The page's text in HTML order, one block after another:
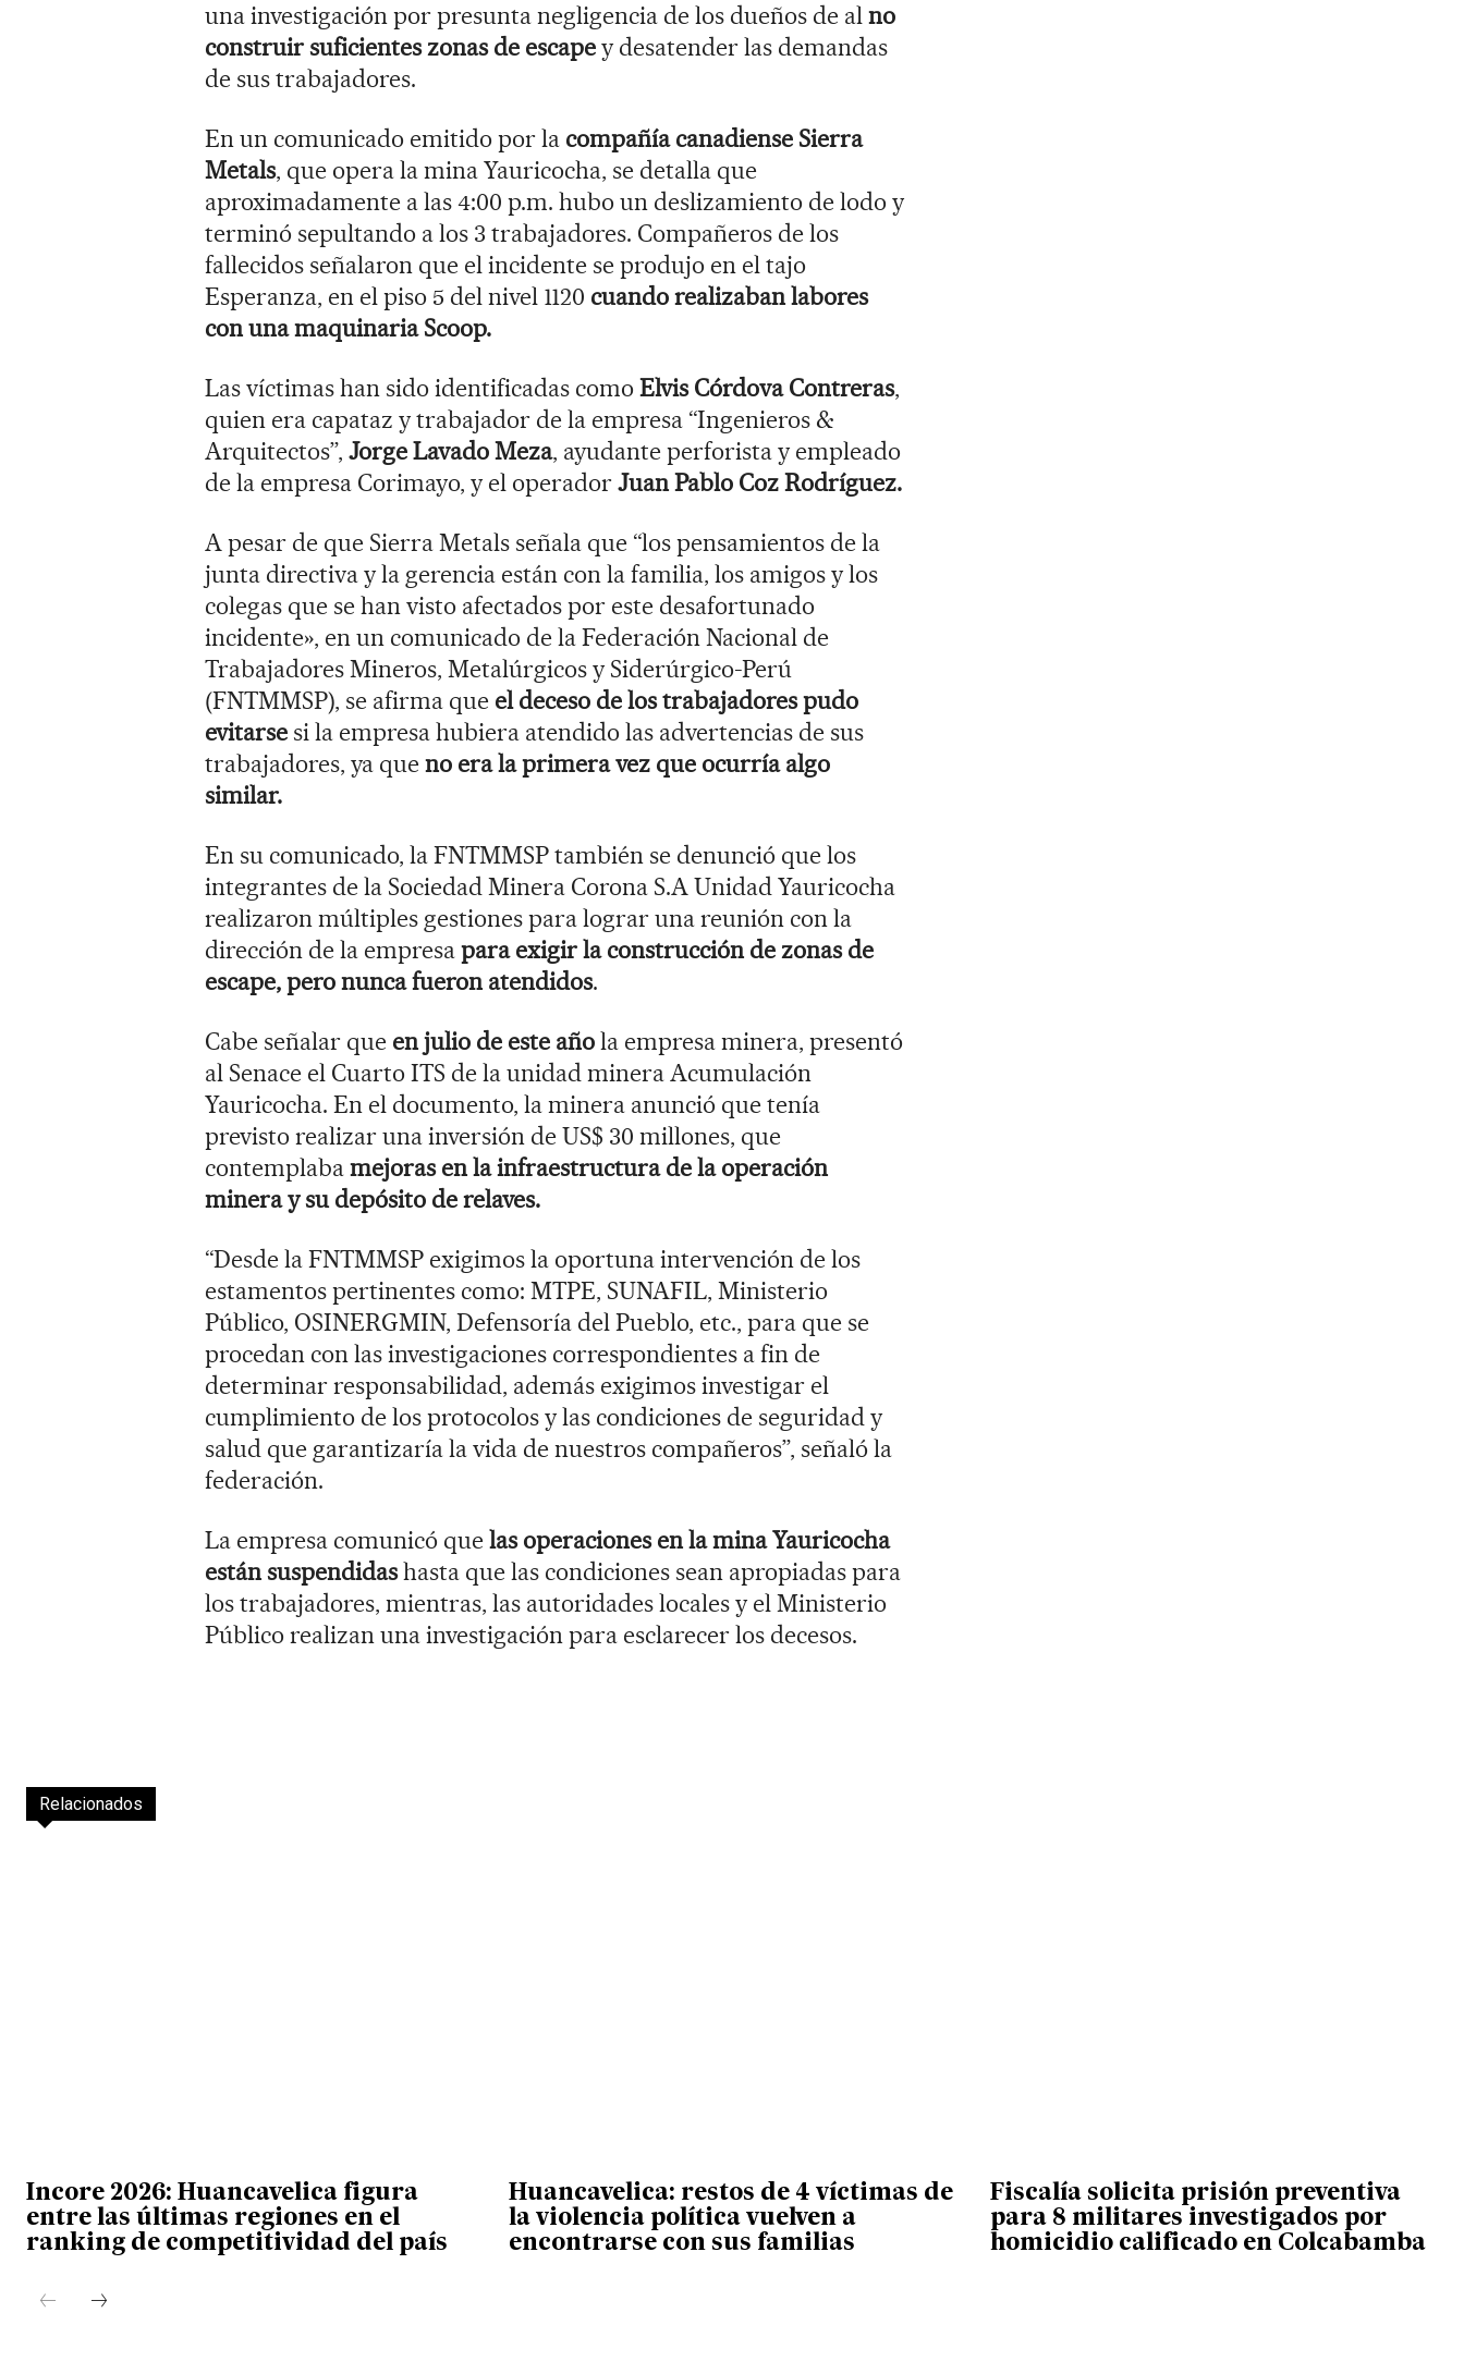
una investigación por presunta negligencia de los dueños de alno
construir suficientes zonas de escapey desatender las demandas
de sus trabajadores.
En un comunicado emitido por la compañía canadiense Sierra
Metals, que opera la mina Yauricocha, se detalla que
aproximadamente a las 4:00 p.m. hubo un deslizamiento de lodo y
terminó sepultando a los 3 trabajadores. Compañeros de los
fallecidos señalaron que el incidente se produjo en el tajo
Esperanza, en el piso 5 del nivel 1120 cuando realizaban labores
con una maquinaria Scoop.
Las víctimas han sido identificadas comoElvis Córdova Contreras,
quien era capataz y trabajador de la empresa “Ingenieros &
Arquitectos”, Jorge Lavado Meza, ayudante perforista y empleado
de la empresa Corimayo, y el operadorJuan Pablo Coz Rodríguez.
A pesar de que Sierra Metals señala que “los pensamientos de la
junta directiva y la gerencia están con la familia, los amigos y los
colegas que se han visto afectados por este desafortunado
incidente», en un comunicado de la Federación Nacional de
Trabajadores Mineros, Metalúrgicos y Siderúrgico-Perú
(FNTMMSP), se afirma que el deceso de los trabajadores pudo
evitarsesi la empresa hubiera atendido las advertencias de sus
trabajadores, ya queno era la primera vez que ocurría algo
similar.
En su comunicado, la FNTMMSP también se denunció que los
integrantes de la Sociedad Minera Corona S.A Unidad Yauricocha
realizaron múltiples gestiones para lograr una reunión con la
dirección de la empresapara exigir la construcción de zonas de
escape, pero nunca fueron atendidos.
Cabe señalar que en julio de este añola empresa minera, presentó
al Senace el Cuarto ITS de la unidad minera Acumulación
Yauricocha. En el documento, la minera anunció que tenía
previsto realizar una inversión de US$ 30 millones, que
contemplabamejoras en la infraestructura de la operación
minera y su depósito de relaves.
“Desde la FNTMMSP exigimos la oportuna intervención de los
estamentos pertinentes como: MTPE, SUNAFIL, Ministerio
Público, OSINERGMIN, Defensoría del Pueblo, etc., para que se
procedan con las investigaciones correspondientes a fin de
determinar responsabilidad, además exigimos investigar el
cumplimiento de los protocolos y las condiciones de seguridad y
salud que garantizaría la vida de nuestros compañeros”, señaló la
federación.
La empresa comunicó quelas operaciones en la mina Yauricocha
están suspendidashasta que las condiciones sean apropiadas para
los trabajadores, mientras, las autoridades locales y el Ministerio
Público realizan una investigación para esclarecer los decesos.
Relacionados
Incore 2026: Huancavelica figura
entre las últimas regiones en el
ranking de competitividad del país
Huancavelica: restos de 4 víctimas de
la violencia política vuelven a
encontrarse con sus familias
Fiscalía solicita prisión preventiva
para 8 militares investigados por
homicidio calificado en Colcabamba